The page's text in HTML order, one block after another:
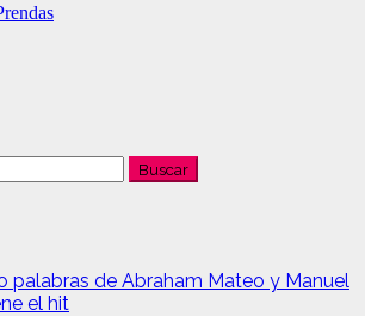
palabras de Abraham Mateo y Manuel
el hit